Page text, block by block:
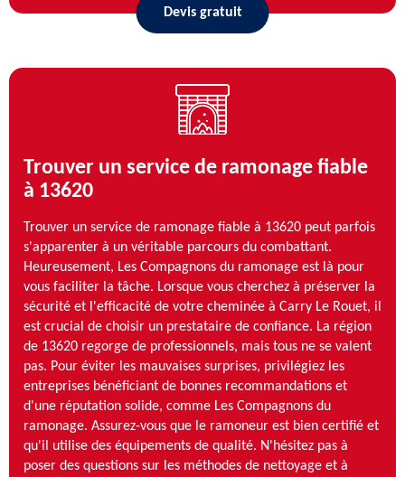
Devis gratuit
Trouver un service de ramonage fiable
à 13620
Trouver un service de ramonage fiable à 13620 peut parfois
s'apparenter à un véritable parcours du combattant.
Heureusement, Les Compagnons du ramonage est là pour
vous faciliter la tâche. Lorsque vous cherchez à préserver la
sécurité et l'efficacité de votre cheminée à Carry Le Rouet, il
est crucial de choisir un prestataire de confiance. La région
de 13620 regorge de professionnels, mais tous ne se valent
pas. Pour éviter les mauvaises surprises, privilégiez les
entreprises bénéficiant de bonnes recommandations et
d'une réputation solide, comme Les Compagnons du
ramonage. Assurez-vous que le ramoneur est bien certifié et
qu'il utilise des équipements de qualité. N'hésitez pas à
poser des questions sur les méthodes de nettoyage et à